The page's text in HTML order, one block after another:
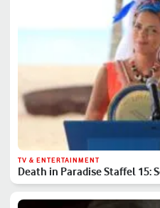
TV & ENTERTAINMENT
Death in Paradise Staffel 15: